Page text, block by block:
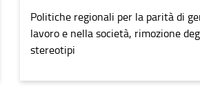
Politiche regionali per la parità di
lavoro e nella società, rimozione
stereotipi